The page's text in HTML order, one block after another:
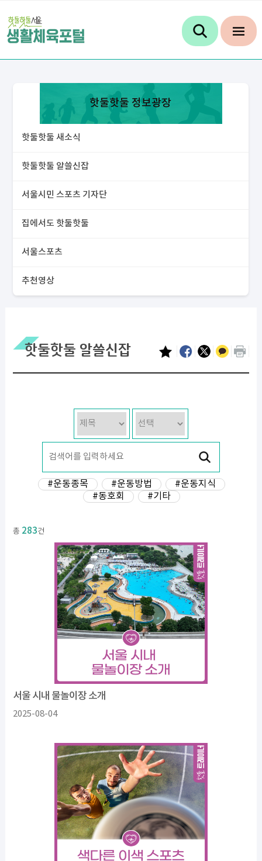
핫둘핫둘 정보광장
핫둘핫둘 새소식
핫둘핫둘 알쓸신잡
서울시민 스포츠 기자단
집에서도 핫둘핫둘
서울스포츠
추천영상
핫둘핫둘 알쓸신잡
#운동종목 #운동방법
#운동지식
#동호회
#기타
총 283건
서울 시내 물놀이장 소개
2025-08-04